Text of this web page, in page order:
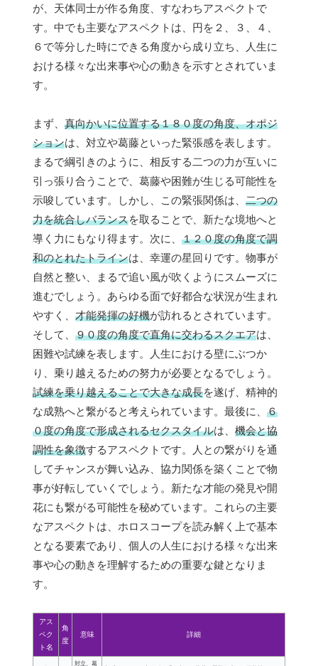
が、天体同士が作る角度、すなわちアスペクトで
す。中でも主要なアスペクトは、円を２、３、４、
６で等分した時にできる角度から成り立ち、人生に
おける様々な出来事や心の動きを示すとされていま
す。
まず、 真向かいに位置する１８０度の角度、オポジ
ションは、対立や葛藤といった緊張感を表します。
まるで綱引きのように、相反する二つの力が互いに
引っ張り合うことで、葛藤や困難が生じる可能性を
示唆しています。しかし、この緊張関係は、 二つの
力を統合しバランスを取ることで、新たな境地へと
導く力にもなり得ます。次に、 １２０度の角度で調
和のとれたトラインは、幸運の星回りです。物事が
自然と整い、まるで追い風が吹くようにスムーズに
進むでしょう。あらゆる面で好都合な状況が生まれ
やすく、 才能発揮の好機が訪れるとされています。
そして、 ９０度の角度で直角に交わるスクエアは、
困難や試練を表します。人生における壁にぶつか
り、乗り越えるための努力が必要となるでしょう。
試練を乗り越えることで大きな成長を遂げ、精神的
な成熟へと繋がると考えられています。最後に、 ６
０度の角度で形成されるセクスタイルは、 機会と協
調性を象徴するアスペクトです。人との繋がりを通
してチャンスが舞い込み、協力関係を築くことで物
事が好転していくでしょう。新たな才能の発見や開
花にも繋がる可能性を秘めています。これらの主要
なアスペクトは、ホロスコープを読み解く上で基本
となる要素であり、個人の人生における様々な出来
事や心の動きを理解するための重要な鍵となりま
す。
アス
ペク
ト名
角
度
意味 詳細
対立、葛